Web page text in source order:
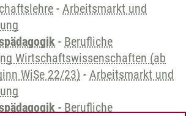
- Arbeitsmarkt und
- Berufliche
Wirtschaftswissenschaften (ab
WiSe 22/23) - Arbeitsmarkt und
- Berufliche